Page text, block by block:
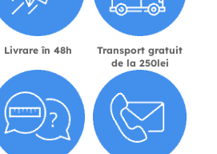
Livrare în 48h
Transport gratuit
de la 250lei